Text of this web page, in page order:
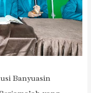
Banyuasin